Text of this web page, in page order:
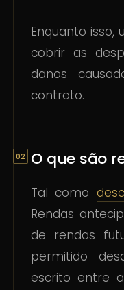
Enquanto
cobrir as
danos
contrato.
O que são
Tal como
Rendas
de rendas
permitido
escrito entre